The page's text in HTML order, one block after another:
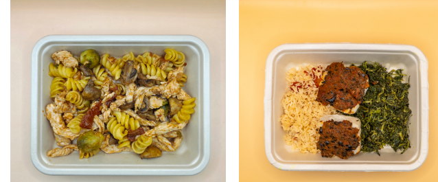
Adicionar
aos
favoritos
aos
favoritos